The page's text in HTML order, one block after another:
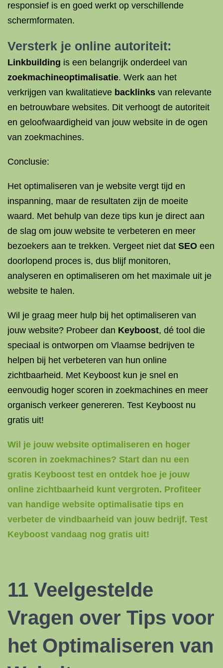
responsief is en goed werkt op verschillende
schermformaten.
Versterk je online autoriteit:
Linkbuilding is een belangrijk onderdeel van
zoekmachineoptimalisatie. Werk aan het
verkrijgen van kwalitatieve backlinks van relevante
en betrouwbare websites. Dit verhoogt de autoriteit
en geloofwaardigheid van jouw website in de ogen
van zoekmachines.
Conclusie:
Het optimaliseren van je website vergt tijd en
inspanning, maar de resultaten zijn de moeite
waard. Met behulp van deze tips kun je direct aan
de slag om jouw website te verbeteren en meer
bezoekers aan te trekken. Vergeet niet dat SEO een
doorlopend proces is, dus blijf monitoren,
analyseren en optimaliseren om het maximale uit je
website te halen.
Wil je graag meer hulp bij het optimaliseren van
jouw website? Probeer dan Keyboost, dé tool die
speciaal is ontworpen om Vlaamse bedrijven te
helpen bij het verbeteren van hun online
zichtbaarheid. Met Keyboost kun je snel en
eenvoudig hoger scoren in zoekmachines en meer
organisch verkeer genereren. Test Keyboost nu
gratis uit!
Wil je jouw website optimaliseren en hoger
scoren in zoekmachines? Start dan nu een
gratis Keyboost test en ontdek hoe je jouw
online zichtbaarheid kunt vergroten. Profiteer
van handige website optimalisatie tips en
verbeter de vindbaarheid van jouw bedrijf. Test
Keyboost vandaag nog gratis uit!
11 Veelgestelde
Vragen over Tips voor
het Optimaliseren van